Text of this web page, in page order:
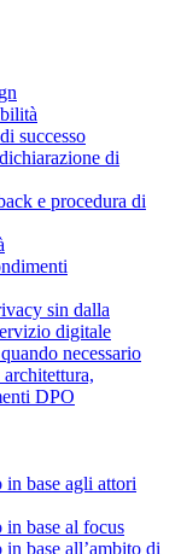
successo
di
e procedura di
sin dalla
digitale
necessario
DPO
base agli attori
base al focus
base all’ambito di